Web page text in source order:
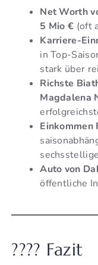
Net Worth
5 Mio € (oft
Karriere-
in Top-
stark über
Richste
Magdalena
Einkommen
Auto von
öffentliche
???? Fazit